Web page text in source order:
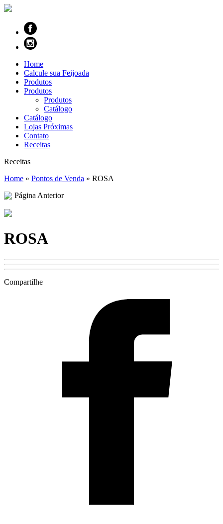
Home
Calcule sua Feijoada
Produtos
Produtos
Produtos
Catálogo
Catálogo
Lojas Próximas
Contato
Receitas
Receitas
Home » Pontos de Venda » ROSA
Página Anterior
ROSA
Compartilhe